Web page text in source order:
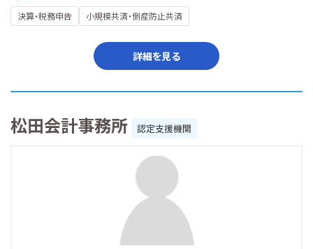
決算・税務申告 小規模共済・倒産防止共済
詳細を見る
松田会計事務所 認定支援機関